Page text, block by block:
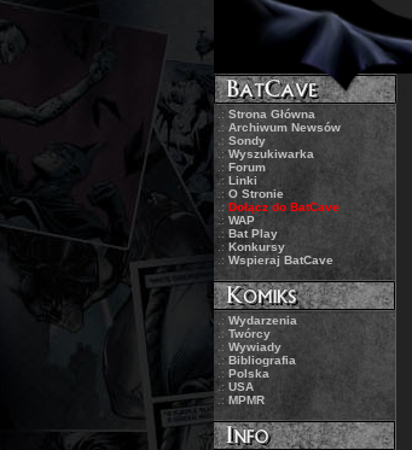
.: Strona Główna
.: Archiwum Newsów
.: Sondy
.:Wyszukiwarka
.: Forum
.: Linki
.: O Stronie
.: Dołącz do BatCave
.: WAP
.: Bat Play
.: Konkursy
.: Wspieraj BatCave
.: Wydarzenia
.: Twórcy
.: Wywiady
.:Bibliografia
.: Polska
.: USA
.: MPMR